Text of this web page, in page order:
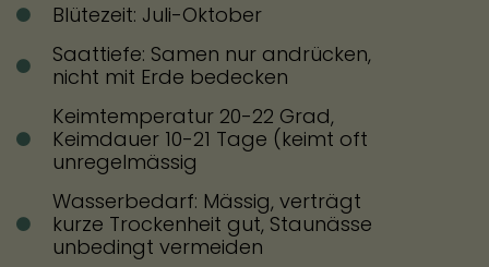
Samen ernten
Blütezeit: Juli-Oktober
Saattiefe: Samen nur andrücken,
nicht mit Erde bedecken
Keimtemperatur 20-22 Grad,
Keimdauer 10-21 Tage (keimt oft
unregelmässig
Wasserbedarf: Mässig, verträgt
kurze Trockenheit gut, Staunässe
unbedingt vermeiden